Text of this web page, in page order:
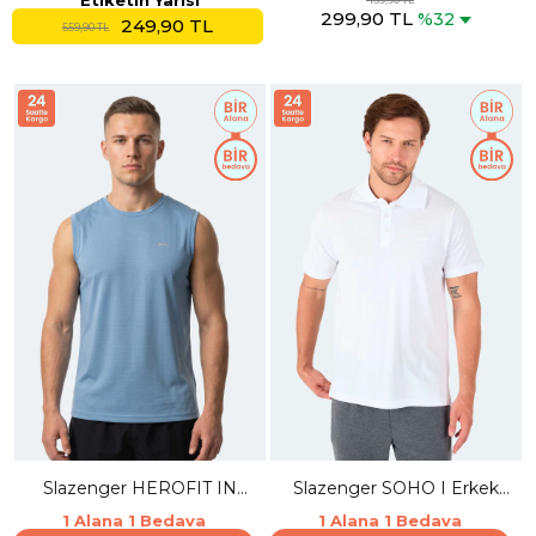
559,90 TL 249,90 TL 299,90 TL %32
Slazenger HEROFIT IN
Erkek Kolsuz Mavi Atlet
1 Alana 1 Bedava
Slazenger SOHO I Erkek
Polo Yaka Beyaz Tişört
1 Alana 1 Bedava